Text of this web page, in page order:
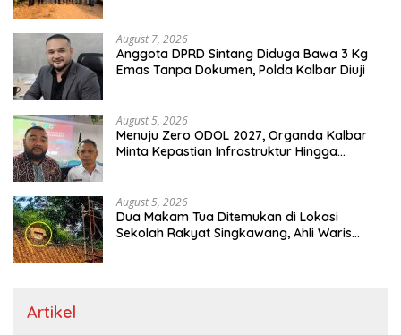
August 7, 2026
Anggota DPRD Sintang Diduga Bawa 3 Kg
Emas Tanpa Dokumen, Polda Kalbar Diuji
August 5, 2026
Menuju Zero ODOL 2027, Organda Kalbar
Minta Kepastian Infrastruktur Hingga
August 5, 2026
Dua Makam Tua Ditemukan di Lokasi
Sekolah Rakyat Singkawang, Ahli Waris
Artikel